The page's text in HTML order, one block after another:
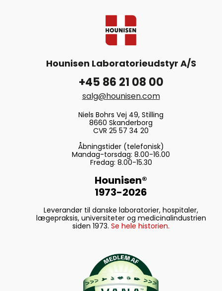
Hounisen Laboratorieudstyr A/S
+45 86 21 08 00
salg@hounisen.com
Niels Bohrs Vej 49, Stilling
8660 Skanderborg
CVR 25 57 34 20
Åbningstider (telefonisk)
Mandag-torsdag: 8.00-16.00
Fredag: 8.00-15.30
Hounisen®
1973-2026
Leverandør til danske laboratorier, hospitaler,
lægepraksis, universiteter og medicinalindustrien
siden 1973. Se hele historien.